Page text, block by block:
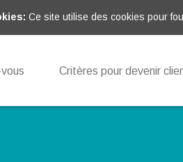
Ce site utilise des cookies pour
Critères pour devenir